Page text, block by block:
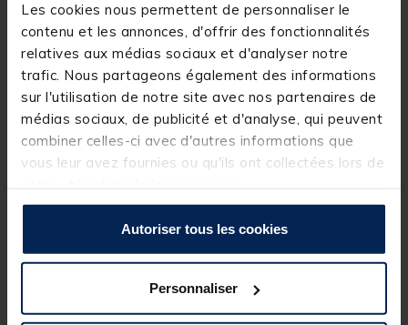
Les cookies nous permettent de personnaliser le
contenu et les annonces, d'offrir des fonctionnalités
relatives aux médias sociaux et d'analyser notre
trafic. Nous partageons également des informations
sur l'utilisation de notre site avec nos partenaires de
médias sociaux, de publicité et d'analyse, qui peuvent
combiner celles-ci avec d'autres informations que
vous leur avez fournies ou qu'ils ont collectées lors de
Autoriser tous les cookies
Personnaliser
plioirs suivants :
Détails
Dimensions26.5x19.5cm
Spécifications
237562-1
Marque
SENSAS